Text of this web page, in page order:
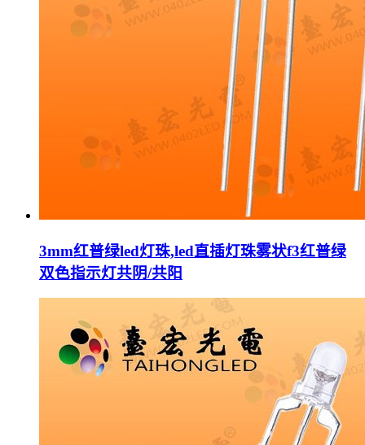
3mm红普绿led灯珠,led直插灯珠雾状f3红普绿
双色指示灯共阴/共阳